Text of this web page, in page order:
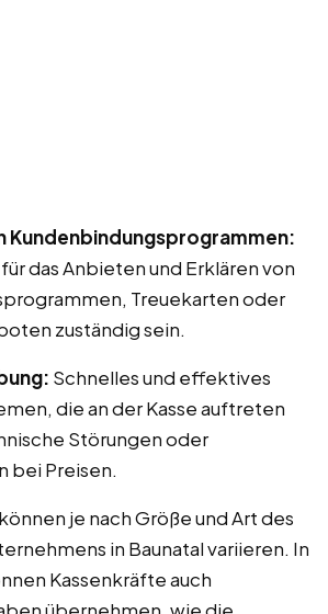
Kundenbindungsprogrammen:
das Anbieten und Erklären von
Treuekarten oder
zuständig sein.
Schnelles und effektives
die an der Kasse auftreten
Störungen oder
bei Preisen.
je nach Größe und Art des
in Baunatal variieren. In
Kassenkräfte auch